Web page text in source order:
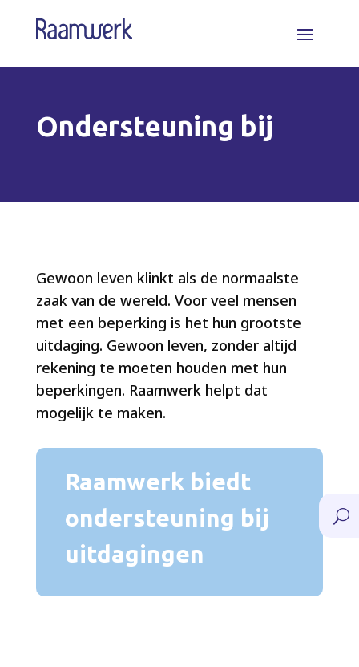
U
Ondersteuning bij
Gewoon leven klinkt als de normaalste
zaak van de wereld. Voor veel mensen
met een beperking is het hun grootste
uitdaging. Gewoon leven, zonder altijd
rekening te moeten houden met hun
beperkingen. Raamwerk helpt dat
mogelijk te maken.
Raamwerk biedt
ondersteuning bij
uitdagingen